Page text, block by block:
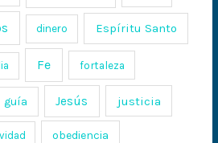
dinero Espíritu Santo
Fe fortaleza
guía Jesús justicia
obediencia